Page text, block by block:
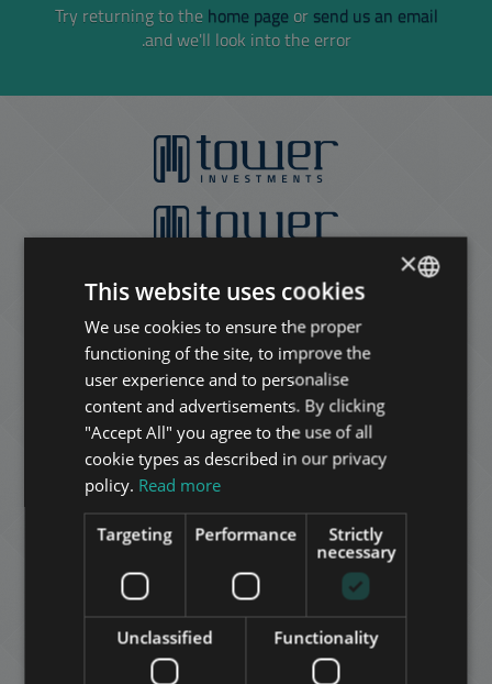
Try returning to the home pageor send us an email
and we'll look into the error.
ENGLISH
HUNGARIAN
GERMAN
FRENCH
ITALIAN
SPANISH
RUSSIAN
ARABIC
×
This website uses cookies
We use cookies to ensure the proper
functioning of the site, to improve the
user experience and to personalise
content and advertisements. By clicking
"Accept All" you agree to the use of all
cookie types as described in our privacy
policy. Read more
Strictly
necessary
Performance
Targeting
Functionality
Unclassified